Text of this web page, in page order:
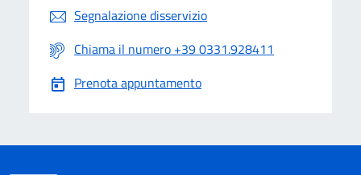
Segnalazione disservizio
Chiama il numero +39 0331.928411
Prenota appuntamento